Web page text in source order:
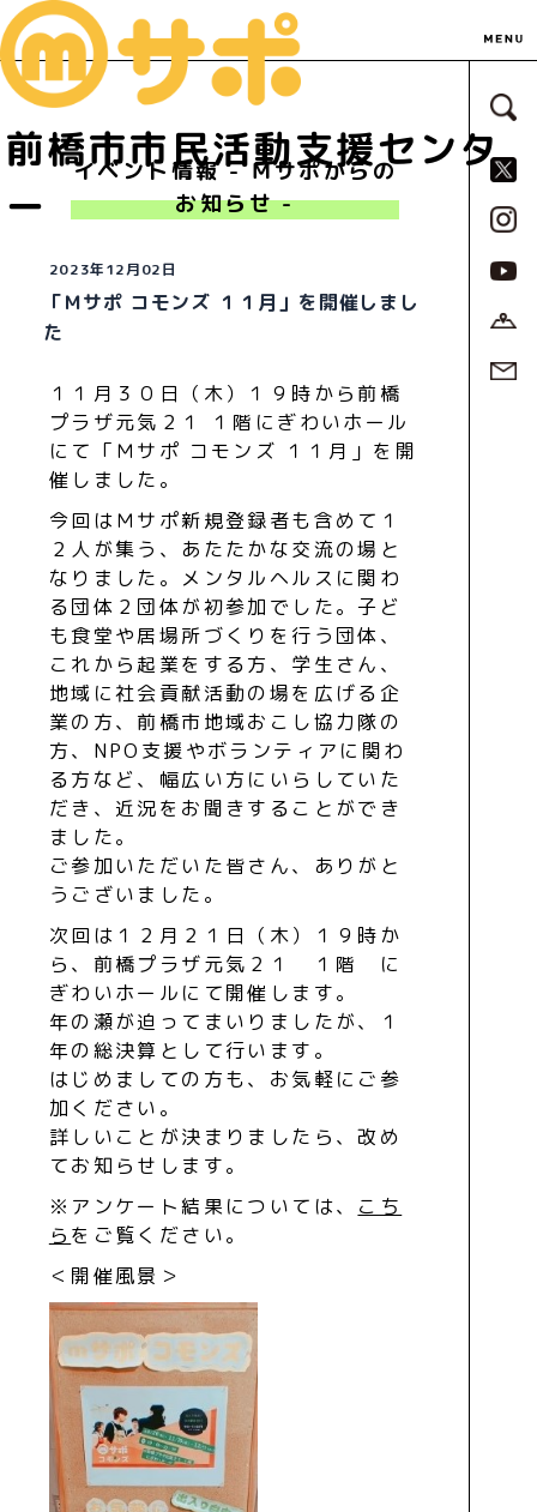
前橋市市民活動支援センタ
ー
サ
イベント情報 - Ｍサポからの
お知らせ -
2023年12月02日
「Ｍサポ コモンズ １１月」を開催しまし
た
１１月３０日（木）１９時から前橋
プラザ元気２１ １階にぎわいホール
にて「Ｍサポ コモンズ １１月」を開
催しました。
今回はＭサポ新規登録者も含めて１
２人が集う、あたたかな交流の場と
なりました。メンタルヘルスに関わ
る団体２団体が初参加でした。子ど
も食堂や居場所づくりを行う団体、
これから起業をする方、学生さん、
地域に社会貢献活動の場を広げる企
業の方、前橋市地域おこし協力隊の
方、NPO支援やボランティアに関わ
る方など、幅広い方にいらしていた
だき、近況をお聞きすることができ
ました。
ご参加いただいた皆さん、ありがと
うございました。
次回は１２月２１日（木）１９時か
ら、前橋プラザ元気２１ １階 に
ぎわいホールにて開催します。
年の瀬が迫ってまいりましたが、１
年の総決算として行います。
はじめましての方も、お気軽にご参
加ください。
詳しいことが決まりましたら、改め
てお知らせします。
※アンケート結果については、 こち
ら をご覧ください。
＜開催風景＞